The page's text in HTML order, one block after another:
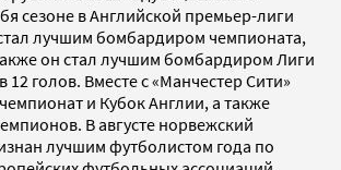
сезоне в Английской премьер-лиги
лучшим бомбардиром чемпионата,
он стал лучшим бомбардиром Лиги
12 голов. Вместе с «Манчестер Сити»
и Кубок Англии, а также
В августе норвежский
лучшим футболистом года по